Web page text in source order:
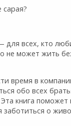
для всех, кто
не может жить
время в
обо всех
книга поможет
заботиться о